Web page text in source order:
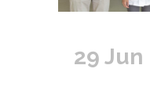
29 Jun